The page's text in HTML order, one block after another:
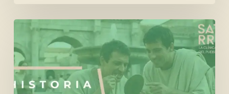
Historia
del
cepillo
de